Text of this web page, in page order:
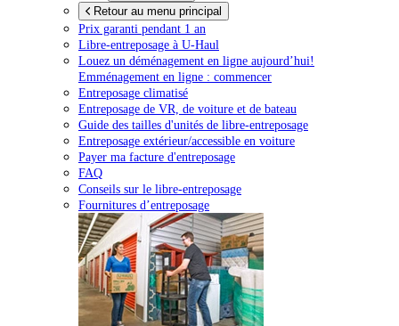
Retour au menu principal
Prix garanti pendant 1 an
Libre-entreposage à U-Haul
Louez un déménagement en ligne aujourd’hui!
Emménagement en ligne : commencer
Entreposage climatisé
Entreposage de VR, de voiture et de bateau
Guide des tailles d'unités de libre-entreposage
Entreposage extérieur/accessible en voiture
Payer ma facture d'entreposage
FAQ
Conseils sur le libre-entreposage
Fournitures d’entreposage